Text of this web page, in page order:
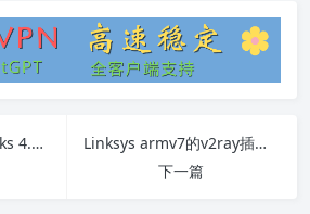
全面解读Shadowsocks 4.0：新功能、安装步骤和常见问题
Linksys armv7的v2ray插件详细介绍
下一篇